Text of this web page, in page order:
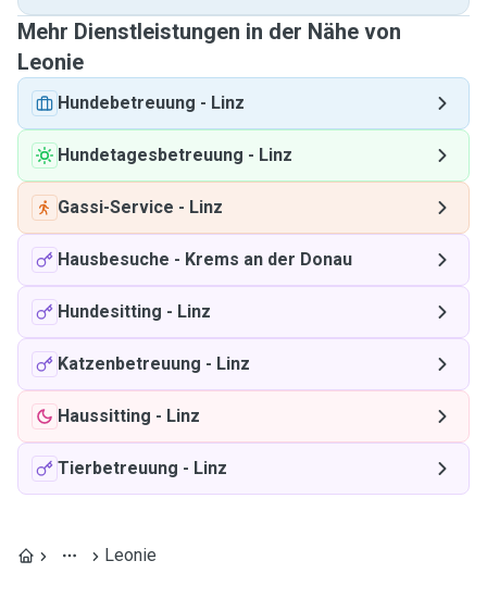
Mehr Dienstleistungen in der Nähe von
Leonie
Hundebetreuung - Linz
Hundetagesbetreuung - Linz
Gassi-Service - Linz
Hausbesuche - Krems an der Donau
Hundesitting - Linz
Katzenbetreuung - Linz
Haussitting - Linz
Tierbetreuung - Linz
Leonie